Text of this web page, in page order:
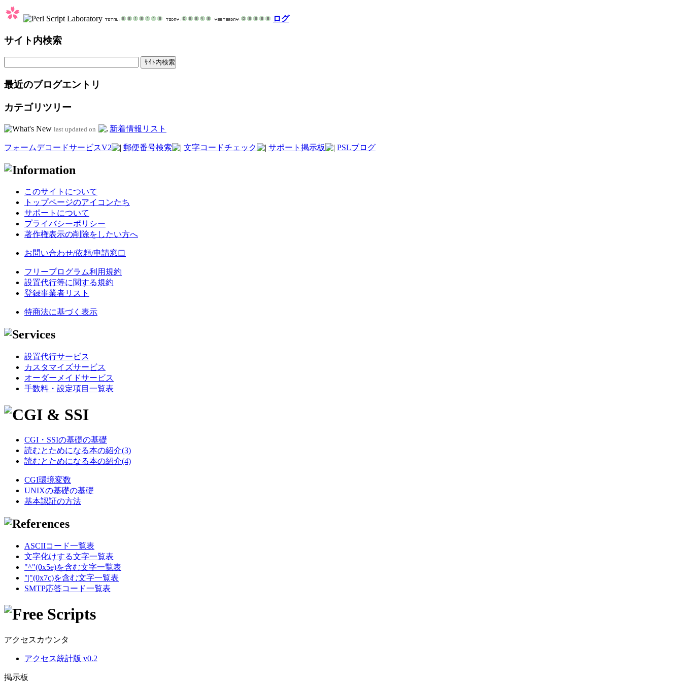
ログ
サイト内検索
最近のブログエントリ
カテゴリツリー
last updated on 新着情報リスト
フォームデコードサービスV2 郵便番号検索 文字コードチェック サポート掲示板 PSLブログ
このサイトについて
トップページのアイコンたち
サポートについて
プライバシーポリシー
著作権表示の削除をしたい方へ
お問い合わせ/依頼/申請窓口
フリープログラム利用規約
設置代行等に関する規約
登録事業者リスト
特商法に基づく表示
設置代行サービス
カスタマイズサービス
オーダーメイドサービス
手数料・設定項目一覧表
CGI・SSIの基礎の基礎
読むとためになる本の紹介(3)
読むとためになる本の紹介(4)
CGI環境変数
UNIXの基礎の基礎
基本認証の方法
ASCIIコード一覧表
文字化けする文字一覧表
"^"(0x5e)を含む文字一覧表
"|"(0x7c)を含む文字一覧表
SMTP応答コード一覧表
アクセスカウンタ
アクセス統計版 v0.2
掲示板